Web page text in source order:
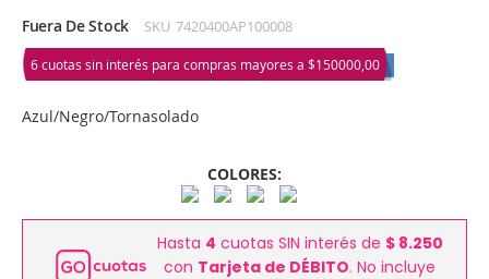
Fuera De Stock SKU 7420400AP100008
6 cuotas sin interés para compras mayores a $150000,00
Azul/Negro/Tornasolado
COLORES:
Hasta 4 cuotas SIN interés de $ 8.250
con Tarjeta de DÉBITO. No incluye